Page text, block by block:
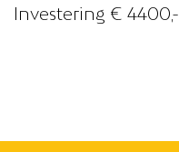
​Investering € 4400,-